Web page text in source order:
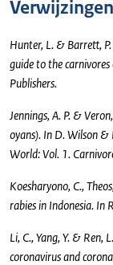
Verwijzingen
Hunter, L. & Barrett,
guide to the
Publishers.
Jennings, A. P. &
oyans). In D. Wilson
World: Vol. 1.
Koesharyono, C.,
rabies in Indonesia. In
Li, C., Yang, Y. &
coronavirus and